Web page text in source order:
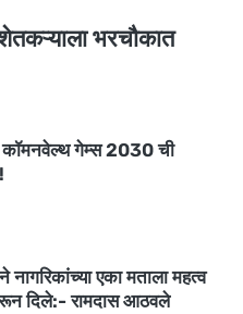
भरचौकात
कॉमनवेल्थ गेम्स 2030 ची
नागरिकांच्या एका मताला महत्व
दिले:- रामदास आठवले